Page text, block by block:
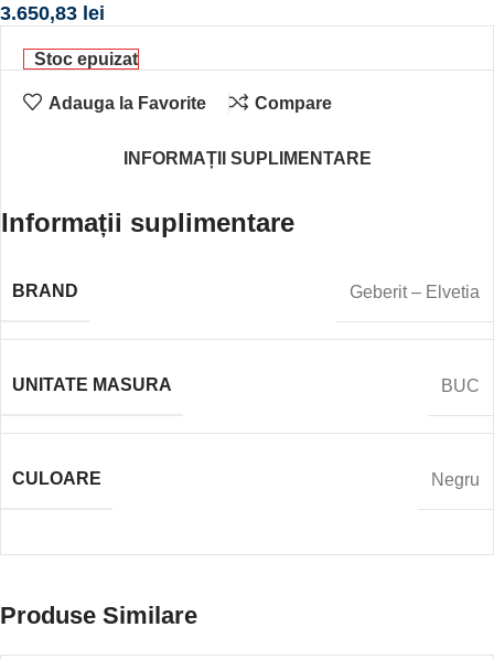
3.650,83 lei
Stoc epuizat
Adauga la Favorite Compare
INFORMAȚII SUPLIMENTARE
Informații suplimentare
BRAND Geberit – Elvetia
UNITATE MASURA BUC
CULOARE Negru
Produse Similare